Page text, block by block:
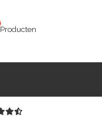
Producten